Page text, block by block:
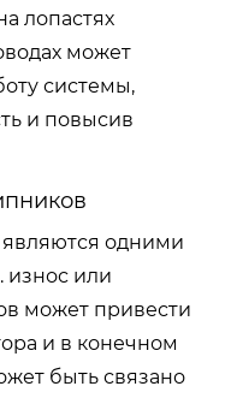
лопастях
может
системы,
и повысив
одними
износ или
может привести
и в конечном
быть связано